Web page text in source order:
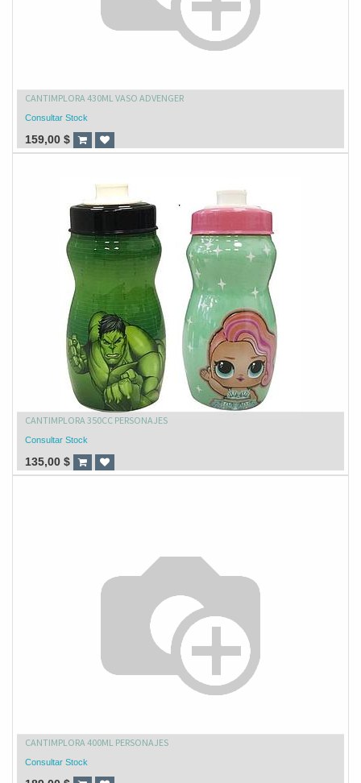
CANTIMPLORA 430ML VASO ADVENGER
Consultar Stock
159,00 $
CANTIMPLORA 350CC PERSONAJES
Consultar Stock
135,00 $
CANTIMPLORA 400ML PERSONAJES
Consultar Stock